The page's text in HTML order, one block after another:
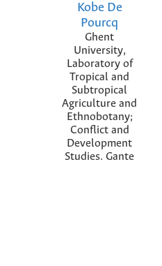
Kobe De
Pourcq
Ghent
University,
Laboratory of
Tropical and
Subtropical
Agriculture and
Ethnobotany;
Conflict and
Development
Studies. Gante